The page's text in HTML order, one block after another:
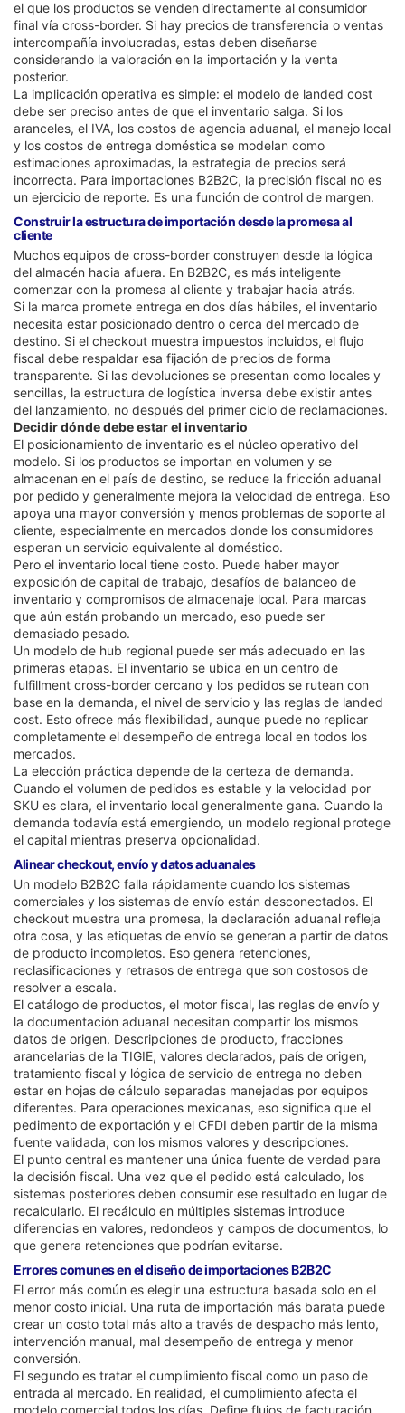
el que los productos se venden directamente al consumidor
final vía cross-border. Si hay precios de transferencia o ventas
intercompañía involucradas, estas deben diseñarse
considerando la valoración en la importación y la venta
posterior.
La implicación operativa es simple: el modelo de landed cost
debe ser preciso antes de que el inventario salga. Si los
aranceles, el IVA, los costos de agencia aduanal, el manejo local
y los costos de entrega doméstica se modelan como
estimaciones aproximadas, la estrategia de precios será
incorrecta. Para importaciones B2B2C, la precisión fiscal no es
un ejercicio de reporte. Es una función de control de margen.
Construir la estructura de importación desde la promesa al
cliente
Muchos equipos de cross-border construyen desde la lógica
del almacén hacia afuera. En B2B2C, es más inteligente
comenzar con la promesa al cliente y trabajar hacia atrás.
Si la marca promete entrega en dos días hábiles, el inventario
necesita estar posicionado dentro o cerca del mercado de
destino. Si el checkout muestra impuestos incluidos, el flujo
fiscal debe respaldar esa fijación de precios de forma
transparente. Si las devoluciones se presentan como locales y
sencillas, la estructura de logística inversa debe existir antes
del lanzamiento, no después del primer ciclo de reclamaciones.
Decidir dónde debe estar el inventario
El posicionamiento de inventario es el núcleo operativo del
modelo. Si los productos se importan en volumen y se
almacenan en el país de destino, se reduce la fricción aduanal
por pedido y generalmente mejora la velocidad de entrega. Eso
apoya una mayor conversión y menos problemas de soporte al
cliente, especialmente en mercados donde los consumidores
esperan un servicio equivalente al doméstico.
Pero el inventario local tiene costo. Puede haber mayor
exposición de capital de trabajo, desafíos de balanceo de
inventario y compromisos de almacenaje local. Para marcas
que aún están probando un mercado, eso puede ser
demasiado pesado.
Un modelo de hub regional puede ser más adecuado en las
primeras etapas. El inventario se ubica en un centro de
fulfillment cross-border cercano y los pedidos se rutean con
base en la demanda, el nivel de servicio y las reglas de landed
cost. Esto ofrece más flexibilidad, aunque puede no replicar
completamente el desempeño de entrega local en todos los
mercados.
La elección práctica depende de la certeza de demanda.
Cuando el volumen de pedidos es estable y la velocidad por
SKU es clara, el inventario local generalmente gana. Cuando la
demanda todavía está emergiendo, un modelo regional protege
el capital mientras preserva opcionalidad.
Alinear checkout, envío y datos aduanales
Un modelo B2B2C falla rápidamente cuando los sistemas
comerciales y los sistemas de envío están desconectados. El
checkout muestra una promesa, la declaración aduanal refleja
otra cosa, y las etiquetas de envío se generan a partir de datos
de producto incompletos. Eso genera retenciones,
reclasificaciones y retrasos de entrega que son costosos de
resolver a escala.
El catálogo de productos, el motor fiscal, las reglas de envío y
la documentación aduanal necesitan compartir los mismos
datos de origen. Descripciones de producto, fracciones
arancelarias de la TIGIE, valores declarados, país de origen,
tratamiento fiscal y lógica de servicio de entrega no deben
estar en hojas de cálculo separadas manejadas por equipos
diferentes. Para operaciones mexicanas, eso significa que el
pedimento de exportación y el CFDI deben partir de la misma
fuente validada, con los mismos valores y descripciones.
El punto central es mantener una única fuente de verdad para
la decisión fiscal. Una vez que el pedido está calculado, los
sistemas posteriores deben consumir ese resultado en lugar de
recalcularlo. El recálculo en múltiples sistemas introduce
diferencias en valores, redondeos y campos de documentos, lo
que genera retenciones que podrían evitarse.
Errores comunes en el diseño de importaciones B2B2C
El error más común es elegir una estructura basada solo en el
menor costo inicial. Una ruta de importación más barata puede
crear un costo total más alto a través de despacho más lento,
intervención manual, mal desempeño de entrega y menor
conversión.
El segundo es tratar el cumplimiento fiscal como un paso de
entrada al mercado. En realidad, el cumplimiento afecta el
modelo comercial todos los días. Define flujos de facturación,